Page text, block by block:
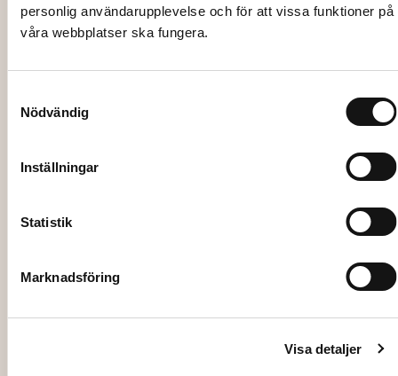
personlig användarupplevelse och för att vissa funktioner på
våra webbplatser ska fungera.
Nödvändig
Inställningar
Statistik
Marknadsföring
Visa detaljer
mars 28, 2025
Westmans får en ny look
Behöver du hjälp med att arrangera